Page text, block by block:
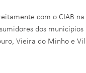
com o CIAB
dos municípios
Vieira do Minho e